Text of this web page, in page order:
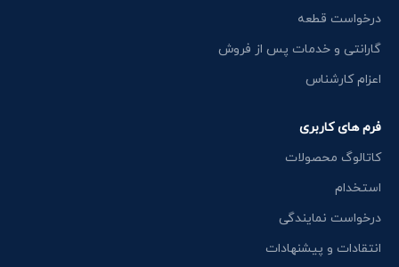
درخواست قطعه
گارانتی و خدمات پس از فروش
اعزام کارشناس
فرم های کاربری
کاتالوگ محصولات
استخدام
درخواست نمایندگی
انتقادات و پیشنهادات